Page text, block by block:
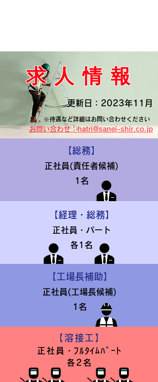
求 人 情 報
​更新日：2023年11月
※待遇など詳細はお問い合わせください
お問い合わせ：hatri@sanei-shir.co.jp
【総務】
正社員(責任者候補)
1名
【経理・総務】
正社員・パート
各1名
【工場長補助】
正社員(工場長候補)
1名
【溶接工】
正社員・ﾌﾙﾀｲﾑﾊﾟｰﾄ
各2名